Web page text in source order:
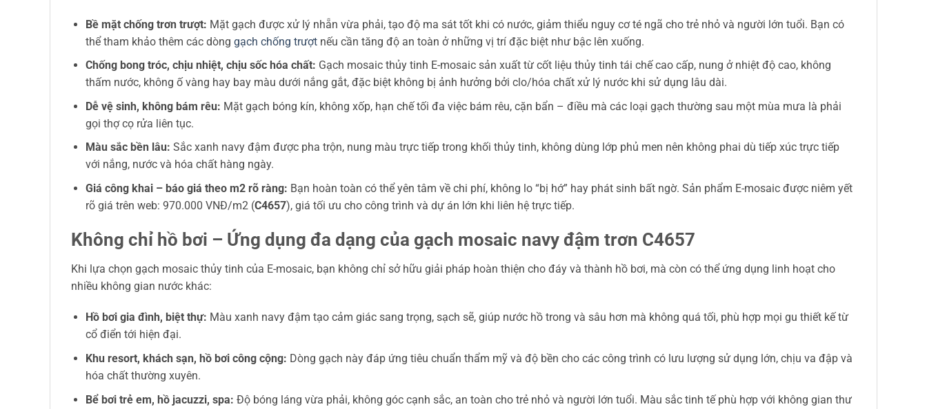
Bề mặt chống trơn trượt: Mặt gạch được xử lý nhẵn vừa phải, tạo độ ma sát tốt khi có nước, giảm thiểu nguy cơ té ngã cho trẻ nhỏ và người lớn tuổi. Bạn có
thể tham khảo thêm các dòng gạch chống trượtnếu cần tăng độ an toàn ở những vị trí đặc biệt như bậc lên xuống.
Chống bong tróc, chịu nhiệt, chịu sốc hóa chất: Gạch mosaic thủy tinh E-mosaic sản xuất từ cốt liệu thủy tinh tái chế cao cấp, nung ở nhiệt độ cao, không
thấm nước, không ố vàng hay bay màu dưới nắng gắt, đặc biệt không bị ảnh hưởng bởi clo/hóa chất xử lý nước khi sử dụng lâu dài.
Dễ vệ sinh, không bám rêu: Mặt gạch bóng kín, không xốp, hạn chế tối đa việc bám rêu, cặn bẩn – điều mà các loại gạch thường sau một mùa mưa là phải
gọi thợ cọ rửa liên tục.
Màu sắc bền lâu: Sắc xanh navy đậm được pha trộn, nung màu trực tiếp trong khối thủy tinh, không dùng lớp phủ men nên không phai dù tiếp xúc trực tiếp
với nắng, nước và hóa chất hàng ngày.
Giá công khai – báo giá theo m2 rõ ràng: Bạn hoàn toàn có thể yên tâm về chi phí, không lo “bị hớ” hay phát sinh bất ngờ. Sản phẩm E-mosaic được niêm yết
rõ giá trên web: 970.000 VNĐ/m2 (C4657), giá tối ưu cho công trình và dự án lớn khi liên hệ trực tiếp.
Không chỉ hồ bơi – Ứng dụng đa dạng của gạch mosaic navy đậm trơn C4657
Khi lựa chọn gạch mosaic thủy tinh của E-mosaic, bạn không chỉ sở hữu giải pháp hoàn thiện cho đáy và thành hồ bơi, mà còn có thể ứng dụng linh hoạt cho
nhiều không gian nước khác:
Hồ bơi gia đình, biệt thự: Màu xanh navy đậm tạo cảm giác sang trọng, sạch sẽ, giúp nước hồ trong và sâu hơn mà không quá tối, phù hợp mọi gu thiết kế từ
cổ điển tới hiện đại.
Khu resort, khách sạn, hồ bơi công cộng: Dòng gạch này đáp ứng tiêu chuẩn thẩm mỹ và độ bền cho các công trình có lưu lượng sử dụng lớn, chịu va đập và
hóa chất thường xuyên.
Bể bơi trẻ em, hồ jacuzzi, spa: Độ bóng láng vừa phải, không góc cạnh sắc, an toàn cho trẻ nhỏ và người lớn tuổi. Màu sắc tinh tế phù hợp với không gian thư